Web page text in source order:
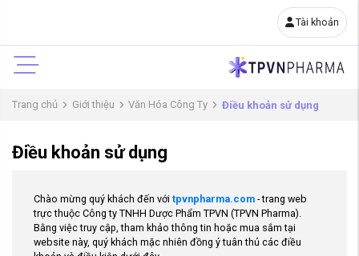
Tài khoản
Trang chủ Giới thiệu Văn Hóa Công Ty Điều khoản sử dụng
Điều khoản sử dụng
Chào mừng quý khách đến với tpvnpharma.com - trang web
trực thuộc Công ty TNHH Dược Phẩm TPVN (TPVN Pharma).
Bằng việc truy cập, tham khảo thông tin hoặc mua sắm tại
website này, quý khách mặc nhiên đồng ý tuân thủ các điều